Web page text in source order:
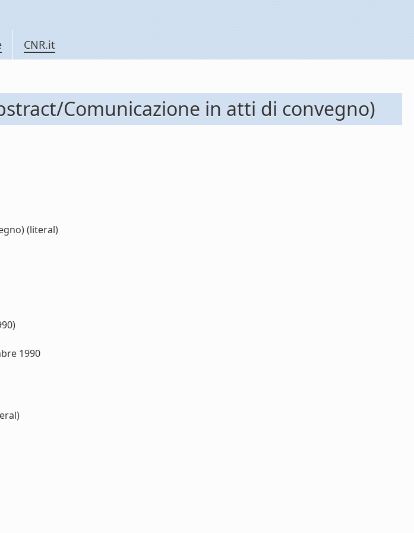
CNR.it
Comunicazione in atti di convegno)
(literal)
1990